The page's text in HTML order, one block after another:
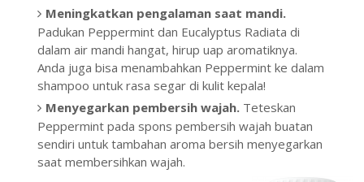
Meningkatkan pengalaman saat mandi.
Padukan Peppermint dan Eucalyptus Radiata di
dalam air mandi hangat, hirup uap aromatiknya.
Anda juga bisa menambahkan Peppermint ke dalam
shampoo untuk rasa segar di kulit kepala!
Menyegarkan pembersih wajah. Teteskan
Peppermint pada spons pembersih wajah buatan
sendiri untuk tambahan aroma bersih menyegarkan
saat membersihkan wajah.